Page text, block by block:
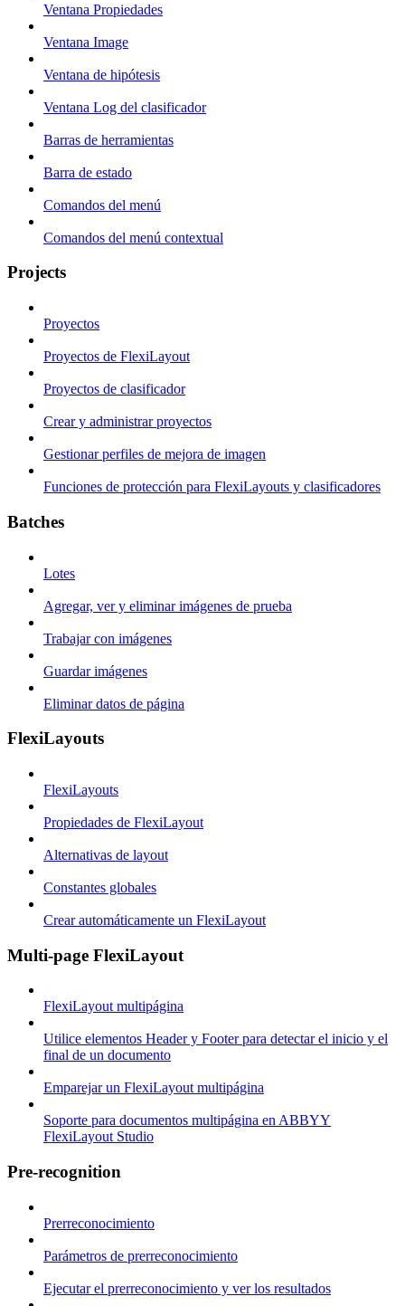
Ventana Propiedades
Ventana Image
Ventana de hipótesis
Ventana Log del clasificador
Barras de herramientas
Barra de estado
Comandos del menú
Comandos del menú contextual
Projects
Proyectos
Proyectos de FlexiLayout
Proyectos de clasificador
Crear y administrar proyectos
Gestionar perfiles de mejora de imagen
Funciones de protección para FlexiLayouts y clasificadores
Batches
Lotes
Agregar, ver y eliminar imágenes de prueba
Trabajar con imágenes
Guardar imágenes
Eliminar datos de página
FlexiLayouts
FlexiLayouts
Propiedades de FlexiLayout
Alternativas de layout
Constantes globales
Crear automáticamente un FlexiLayout
Multi-page FlexiLayout
FlexiLayout multipágina
Utilice elementos Header y Footer para detectar el inicio y el
final de un documento
Emparejar un FlexiLayout multipágina
Soporte para documentos multipágina en ABBYY
FlexiLayout Studio
Pre-recognition
Prerreconocimiento
Parámetros de prerreconocimiento
Ejecutar el prerreconocimiento y ver los resultados